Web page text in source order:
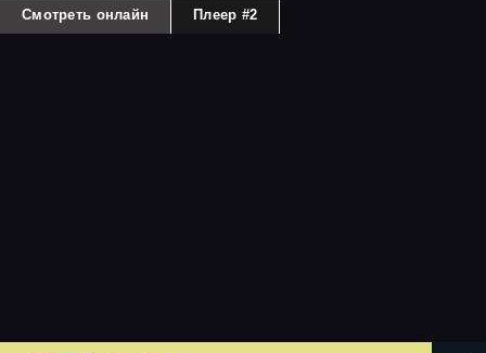
Смотреть онлайн Плеер #2